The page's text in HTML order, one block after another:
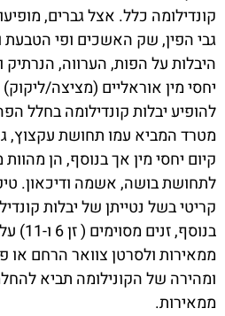
קונדילומה כלל. אצל גברים,
גבי הפין, שק האשכים ופי הטבעת
היבלות על הפות, הערווה,
להופיע יבלות קונדילומה בחלל
מטרד המביא עמו תחושת עקצוץ,
קיום יחסי מין אך בנוסף, הן
לתחושת בושה, אשמה ודיכאון.
קריטי בשל נטייתן של יבלות
בנוסף,
ממאירות ולסרטן צוואר הרחם או
ומהירה של הקונילומה תביא
ממאירות.